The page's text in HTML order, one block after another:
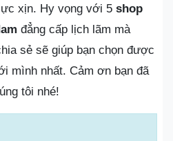
xịn. Hy vọng với 5 shop
đẳng cấp lịch lãm mà
sẻ sẽ giúp bạn chọn được
mình nhất. Cảm ơn bạn đã
tôi nhé!